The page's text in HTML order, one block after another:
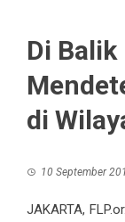
Di Balik
di
10 September
JAKARTA,